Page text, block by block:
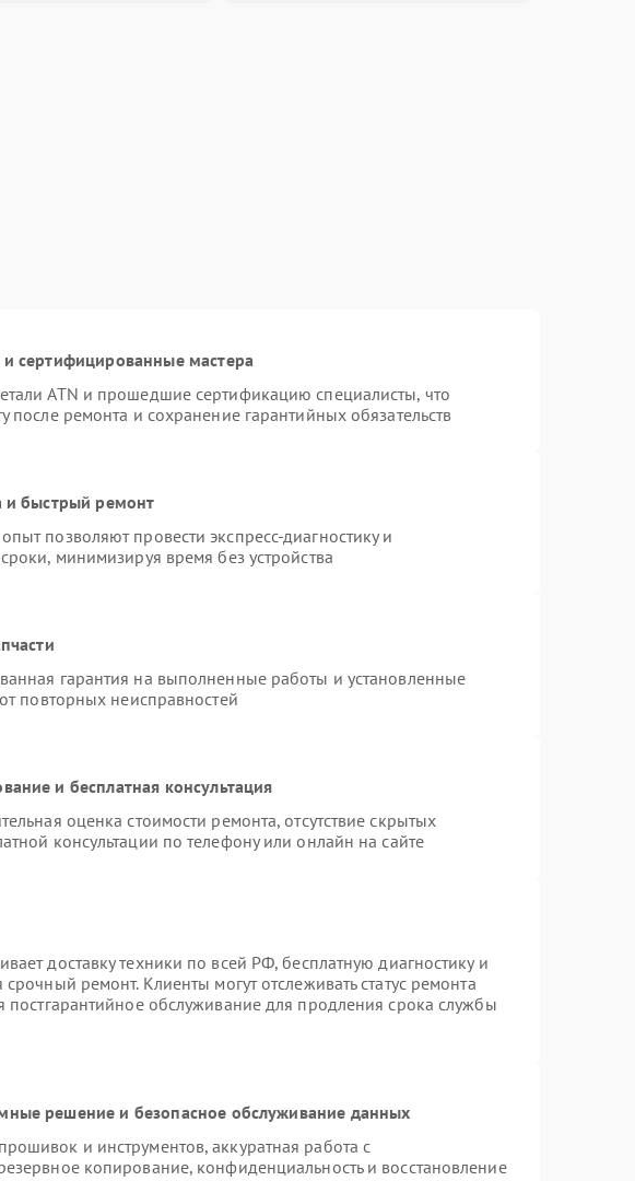
сертифицированные мастера
ATN и прошедшие сертификацию специалисты, что
после ремонта и сохранение гарантийных обязательств
и быстрый ремонт
позволяют провести экспресс-диагностику и
минимизируя время без устройства
гарантия на выполненные работы и установленные
повторных неисправностей
и бесплатная консультация
оценка стоимости ремонта, отсутствие скрытых
консультации по телефону или онлайн на сайте
доставку техники по всей РФ, бесплатную диагностику и
ремонт. Клиенты могут отслеживать статус ремонта
постгарантийное обслуживание для продления срока службы
решение и безопасное обслуживание данных
и инструментов, аккуратная работа с
копирование, конфиденциальность и восстановление